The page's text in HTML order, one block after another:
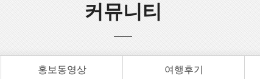
커뮤니티
홍보동영상 여행후기